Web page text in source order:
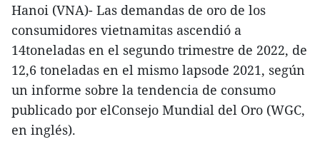
Hanoi (VNA)- Las demandas de oro de los
consumidores vietnamitas ascendió a
14toneladas en el segundo trimestre de 2022, de
12,6 toneladas en el mismo lapsode 2021, según
un informe sobre la tendencia de consumo
publicado por elConsejo Mundial del Oro (WGC,
en inglés).